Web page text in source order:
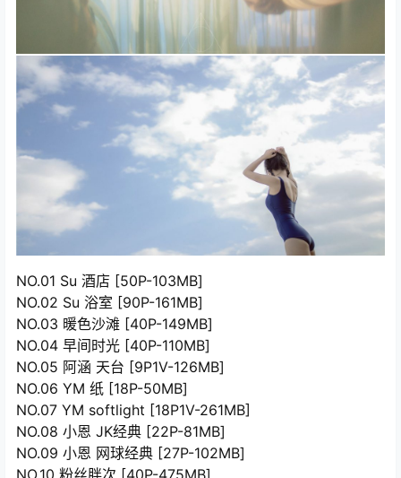
NO.01 Su 酒店 [50P-103MB]
NO.02 Su 浴室 [90P-161MB]
NO.03 暖色沙滩 [40P-149MB]
NO.04 早间时光 [40P-110MB]
NO.05 阿涵 天台 [9P1V-126MB]
NO.06 YM 纸 [18P-50MB]
NO.07 YM softlight [18P1V-261MB]
NO.08 小恩 JK经典 [22P-81MB]
NO.09 小恩 网球经典 [27P-102MB]
NO.10 粉丝胖次 [40P-475MB]